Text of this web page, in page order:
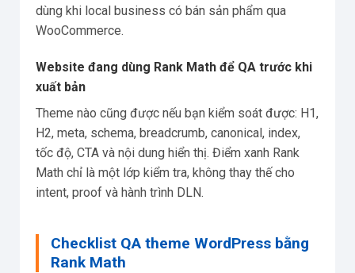
dùng khi local business có bán sản phẩm qua
WooCommerce.
Website đang dùng Rank Math để QA trước khi
xuất bản
Theme nào cũng được nếu bạn kiểm soát được: H1,
H2, meta, schema, breadcrumb, canonical, index,
tốc độ, CTA và nội dung hiển thị. Điểm xanh Rank
Math chỉ là một lớp kiểm tra, không thay thế cho
intent, proof và hành trình DLN.
Checklist QA theme WordPress bằng
Rank Math